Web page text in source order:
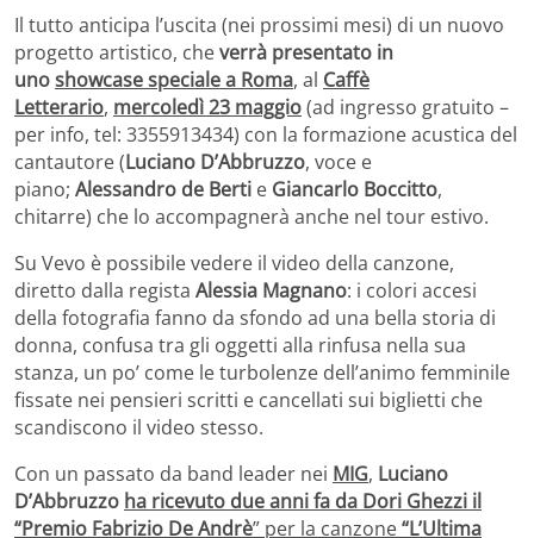
Il tutto anticipa l’uscita (nei prossimi mesi) di un nuovo
progetto artistico, cheverrà presentato in
unoshowcase speciale a Roma, al Caffè
Letterario, mercoledì 23 maggio(ad ingresso gratuito –
per info, tel: 3355913434) con la formazione acustica del
cantautore (Luciano D’Abbruzzo, voce e
piano; Alessandro de Berti e Giancarlo Boccitto,
chitarre) che lo accompagnerà anche nel tour estivo.
Su Vevo è possibile vedere il video della canzone,
diretto dalla regista Alessia Magnano: i colori accesi
della fotografia fanno da sfondo ad una bella storia di
donna, confusa tra gli oggetti alla rinfusa nella sua
stanza, un po’ come le turbolenze dell’animo femminile
fissate nei pensieri scritti e cancellati sui biglietti che
scandiscono il video stesso.
Con un passato da band leader nei MIG, Luciano
D’Abbruzzo ha ricevuto due anni fa da Dori Ghezzi il
“Premio Fabrizio De Andrè” per la canzone“L’Ultima